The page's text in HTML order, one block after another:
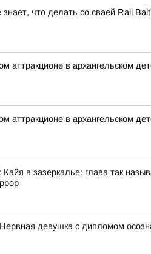
что делать со сваей Rail
аттракционе в архангельском
аттракционе в архангельском
в зазеркалье: глава так
девушка с дипломом